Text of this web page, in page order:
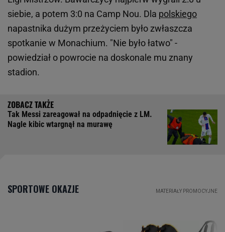
siebie, a potem 3:0 na Camp Nou. Dla polskiego
napastnika dużym przeżyciem było zwłaszcza
spotkanie w Monachium. "Nie było łatwo" -
powiedział o powrocie na doskonale mu znany
stadion.
Tak Messi zareagował na odpadnięcie z LM.
Nagle kibic wtargnął na murawę